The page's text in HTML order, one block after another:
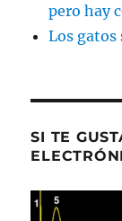
pero hay
Los
SI TE